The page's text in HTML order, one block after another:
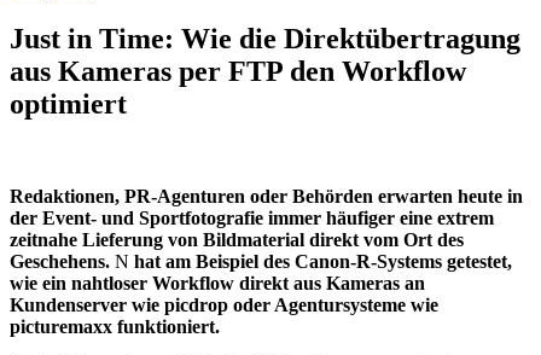
Just in Time: Wie die Direktübertragung
aus Kameras per FTP den Workflow
optimiert
Redaktionen, PR-Agenturen oder Behörden erwarten heute in
der Event- und Sportfotografie immer häufiger eine extrem
zeitnahe Lieferung von Bildmaterial direkt vom Ort des
Geschehens. Ν hat am Beispiel des Canon-R-Systems getestet,
wie ein nahtloser Workflow direkt aus Kameras an
Kundenserver wie picdrop oder Agentursysteme wie
picturemaxx funktioniert.